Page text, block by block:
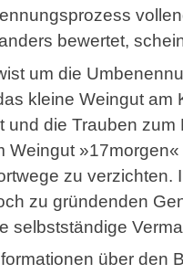
bewertet,
um die
kleine Weingut am
und die Trauben
Weingut
zu verzichten.
zu gründenden
selbstständige
über den